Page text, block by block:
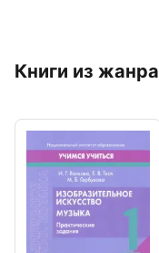
Книги из жанра